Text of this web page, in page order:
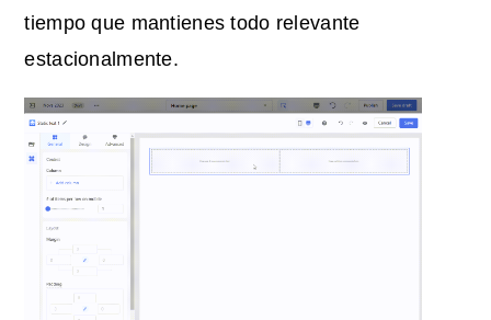
tiempo que mantienes todo relevante
estacionalmente.